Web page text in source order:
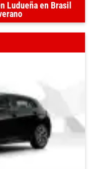
Ludueña en Brasil